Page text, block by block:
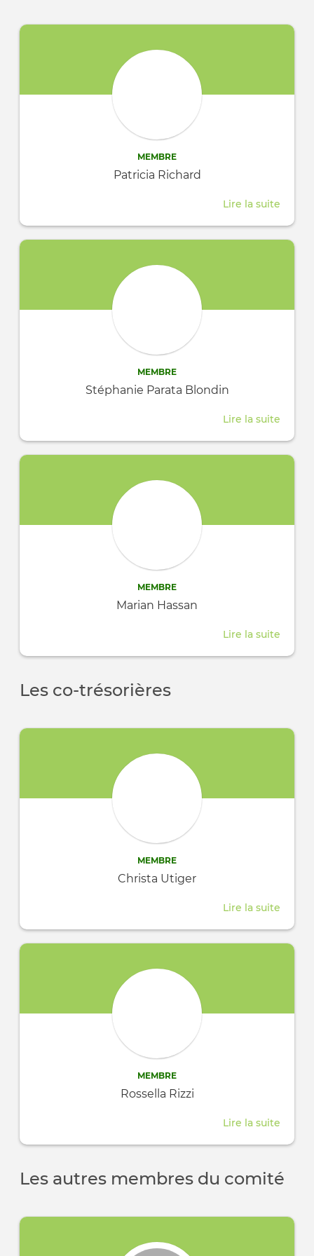
MEMBRE
Patricia Richard
Lire la suite
MEMBRE
Stéphanie Parata Blondin
Lire la suite
MEMBRE
Marian Hassan
Lire la suite
Marian
Les co-trésorières
MEMBRE
Christa Utiger
Lire la suite
MEMBRE
Rossella Rizzi
Lire la suite
Les autres membres du comité